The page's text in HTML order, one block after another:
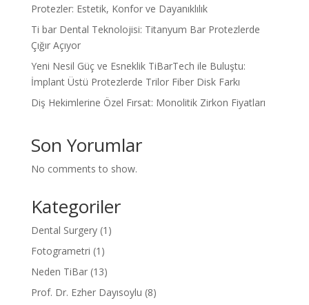
Protezler: Estetik, Konfor ve Dayanıklılık
Ti bar Dental Teknolojisi: Titanyum Bar Protezlerde
Çığır Açıyor
Yeni Nesil Güç ve Esneklik TiBarTech ile Buluştu:
İmplant Üstü Protezlerde Trilor Fiber Disk Farkı
Diş Hekimlerine Özel Fırsat: Monolitik Zirkon Fiyatları
Son Yorumlar
No comments to show.
Kategoriler
Dental Surgery(1)
Fotogrametri (1)
Neden TiBar(13)
Prof. Dr. Ezher Dayısoylu (8)